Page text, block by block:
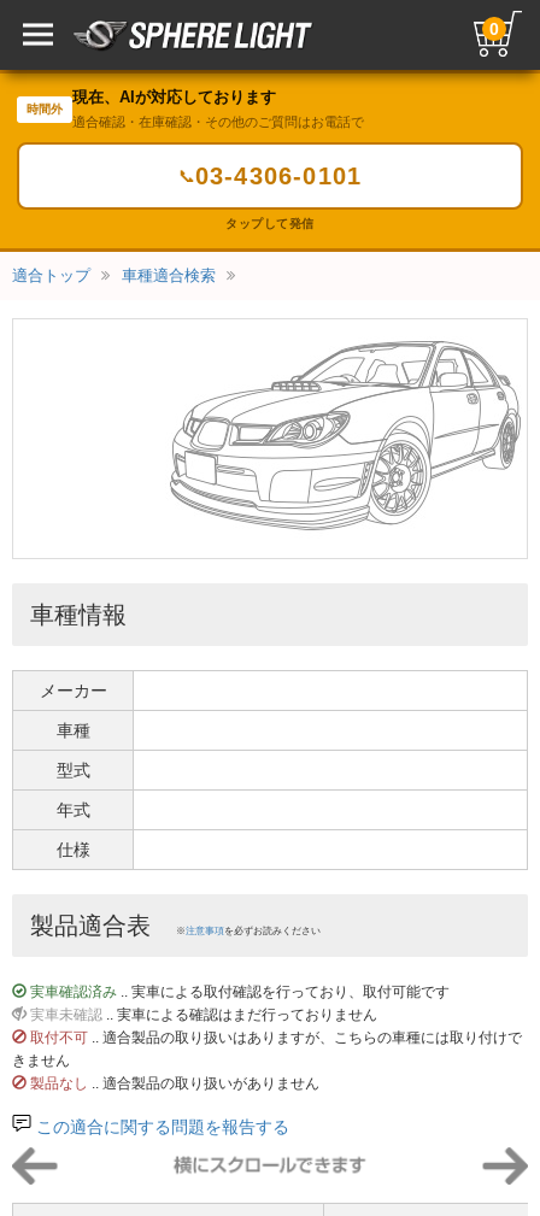
0
時間外
現在、AIが対応しております
適合確認・在庫確認・その他のご質問はお電話で
📞03-4306-0101
タップして発信
適合トップ 車種適合検索
車種情報
メーカー
車種
型式
年式
仕様
製品適合表 ※注意事項を必ずお読みください
実車確認済み .. 実車による取付確認を行っており、取付可能です
実車未確認 .. 実車による確認はまだ行っておりません
取付不可 .. 適合製品の取り扱いはありますが、こちらの車種には取り付けで
きません
製品なし .. 適合製品の取り扱いがありません
この適合に関する問題を報告する